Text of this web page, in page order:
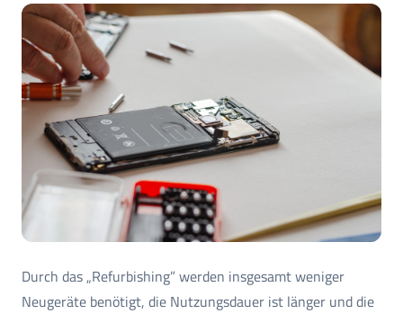
Durch das „Refurbishing” werden insgesamt weniger
Neugeräte benötigt, die Nutzungsdauer ist länger und die